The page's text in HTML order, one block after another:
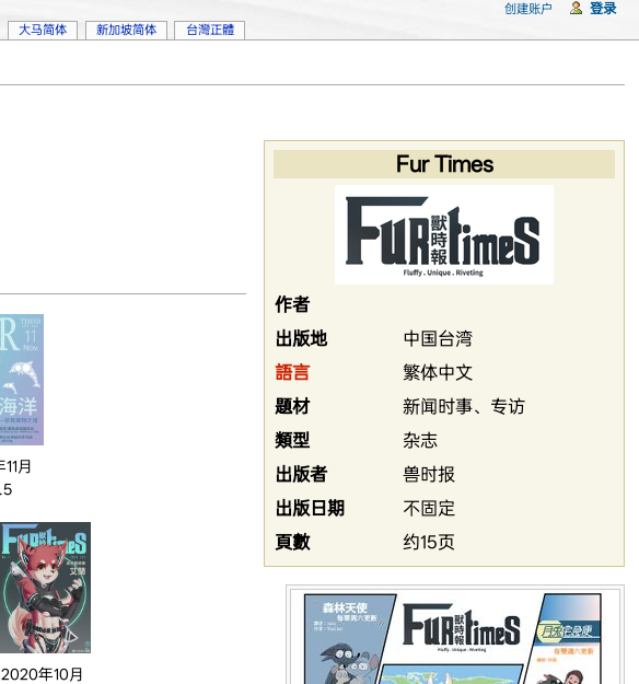
Fur Times
作者
出版地
中国台湾
語言
繁体中文
題材
新闻时事、专访
類型
杂志
出版者
兽时报
出版日期
不固定
頁數
约15页
月
2020年10月
大马简体 新加坡简体 台灣正體
创建账户 登录